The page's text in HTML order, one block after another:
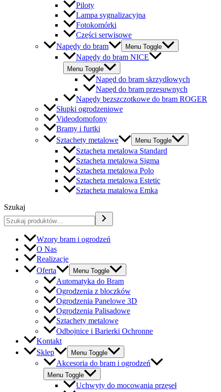
Piloty
Lampa sygnalizacyjna
Fotokomórki
Części serwisowe
Napędy do bram
Menu Toggle
Napędy do bram NICE
Menu Toggle
Napęd do bram skrzydłowych
Napęd do bram przesuwnych
Napędy bezszczotkowe do bram ROGER
Słupki ogrodzeniowe
Videodomofony
Bramy i furtki
Sztachety metalowe
Menu Toggle
Sztacheta metalowa Standard
Sztacheta metalowa Sigma
Sztacheta metalowa Polo
Sztacheta metalowa Estetic
Sztacheta matalowa Emka
Szukaj
Wzory bram i ogrodzeń
O Nas
Realizacje
Oferta
Menu Toggle
Automatyka do Bram
Ogrodzenia z bloczków
Ogrodzenia Panelowe 3D
Ogrodzenia Palisadowe
Sztachety metalowe
Odbojnice i Barierki Ochronne
Kontakt
Sklep
Menu Toggle
Akcesoria do bram i ogrodzeń
Menu Toggle
Uchwyty do mocowania przęseł